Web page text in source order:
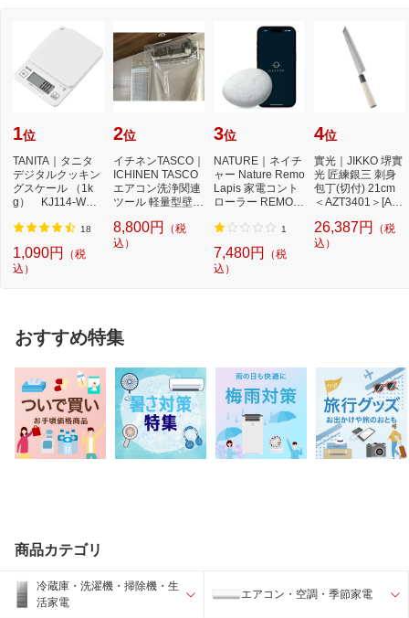
1位
TANITA｜タニタ
デジタルクッキン
グスケール （1k
g） KJ114-WH
ト[K...
18
1,090円
（税
込）
2位
イチネンTASCO｜
ICHINEN TASCO
エアコン洗浄関連
ツール 軽量型壁掛
T...
8,800円
（税
込）
3位
NATURE｜ネイチ
ャー Nature Remo
Lapis 家電コント
ローラー REMO-2
1
7,480円
（税
込）
4位
實光｜JIKKO 堺實
光 匠練銀三 刺身
包丁(切付) 21cm
＜AZT3401＞[AZT
26,387円
（税
込）
おすすめ特集
商品カテゴリ
冷蔵庫・洗濯機・掃除機・生
活家電
エアコン・空調・季節家電